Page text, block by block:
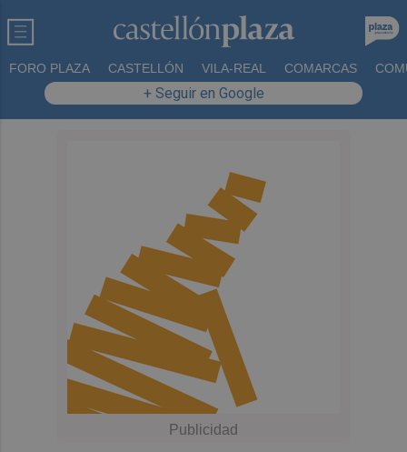
FORO PLAZA CASTELLÓN VILA-REAL COMARCAS
+ Seguir en Google